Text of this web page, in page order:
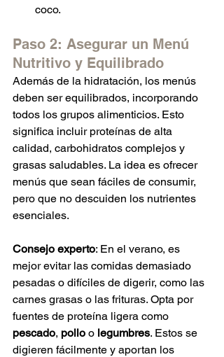
coco.
Paso 2: Asegurar un Menú
Nutritivo y Equilibrado
Además de la hidratación, los menús
deben ser equilibrados, incorporando
todos los grupos alimenticios. Esto
significa incluir proteínas de alta
calidad, carbohidratos complejos y
grasas saludables. La idea es ofrecer
menús que sean fáciles de consumir,
pero que no descuiden los nutrientes
esenciales.
Consejo experto: En el verano, es
mejor evitar las comidas demasiado
pesadas o difíciles de digerir, como las
carnes grasas o las frituras. Opta por
fuentes de proteína ligera como
pescado, pollo o legumbres. Estos se
digieren fácilmente y aportan los